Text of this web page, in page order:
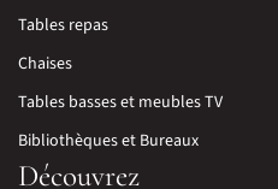
Tables repas
Chaises
Tables basses et meubles TV
Bibliothèques et Bureaux
Découvrez